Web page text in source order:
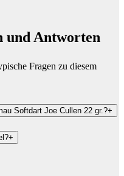
und Antworten
Fragen zu diesem
Softdart Joe Cullen 22 gr.?+
+